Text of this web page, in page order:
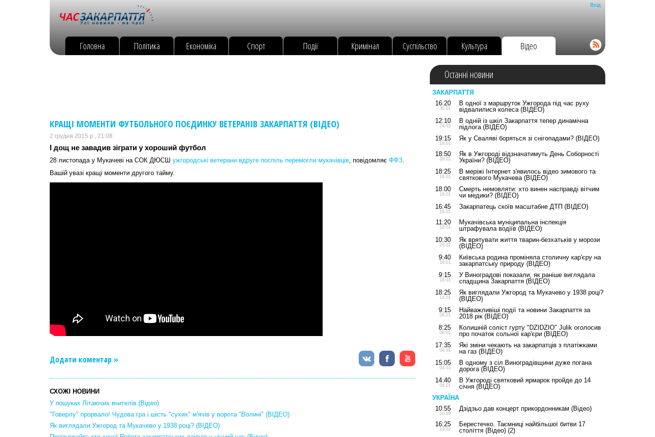
Вхід
Головна Політика Економіка Спорт Події Кримінал Суспільство Культура Відео
КРАЩІ МОМЕНТИ ФУТБОЛЬНОГО ПОЄДИНКУ ВЕТЕРАНІВ ЗАКАРПАТТЯ (ВІДЕО)
2 грудня 2015 р., 21:08
І дощ не завадив зіграти у хороший футбол
28 листопада у Мукачеві на СОК ДЮСШ ужгородські ветерани вдруге поспіль перемогли мукачівців, повідомляє ФФЗ.
Вашій увазі кращі моменти другого тайму.
Додати коментар »
СХОЖІ НОВИНИ
У пошуках Літаючих вчителів (Відео)
"Говерлу" прорвало! Чудова гра і шість "сухих" м'ячів у ворота "Волині" (ВІДЕО)
Як виглядали Ужгород та Мукачево у 1938 році? (ВІДЕО)
Останні новини
ЗАКАРПАТТЯ
16:20
30.01
В одної з маршруток Ужгорода під час руху
відвалилися колеса (ВІДЕО)
12:10
24.01
В одній із шкіл Закарпаття тепер динамічна
підлога (ВІДЕО)
19:15
18.01
Як у Сваляві боряться зі снігопадами? (ВІДЕО)
18:50
18.01
Як в Ужгороді відзначатимуть День Соборності
України? (ВІДЕО)
18:25
18.01
В меріжі Інтернет з'явилось відео зимового та
святкового Мукачева (ВІДЕО)
18:00
18.01
Смерть немовляти: хто винен насправді вітчим
чи медики? (ВІДЕО)
16:45
18.01
Закарпатець скоїв масштабне ДТП (ВІДЕО)
11:20
18.01
Мукачівська муніципальна інспекція
штрафувала водіїв (ВІДЕО)
10:30
18.01
Як врятувати життя тварин-безхатьків у морози
(ВІДЕО)
9:40
18.01
Київська родина проміняла столичну кар'єру на
закарпатську природу (ВІДЕО)
9:15
18.01
У Виноградові показали, як раніше виглядала
спадщина Закарпаття (ВІДЕО)
18:25
14.01
Як виглядали Ужгород та Мукачево у 1938 році?
(ВІДЕО)
9:15
08.01
Найважливіші події та новини Закарпаття за
2018 рік (ВІДЕО)
8:25
08.01
Колишній соліст гурту "DZIDZIO" Julik оголосив
про початок сольної кар'єри (ВІДЕО)
17:35
04.01
Які зміни чекають на закарпатців з платіжками
на газ (ВІДЕО)
15:05
04.01
В одному з сіл Виноградівщини дуже погана
дорога (ВІДЕО)
14:40
04.01
В Ужгороді святковий ярмарок пройде до 14
січня (ВІДЕО)
УКРАЇНА
10:55
10.09
Дзідзьо дав концерт прикордонникам (Відео)
16:25
19.02
Берестечко. Таємниці найбільшої битви 17
століття (Відео) (2)